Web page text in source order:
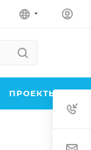
ПРОЕКТЫ